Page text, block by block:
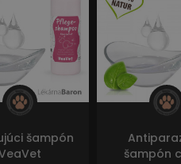
šampón
šampón